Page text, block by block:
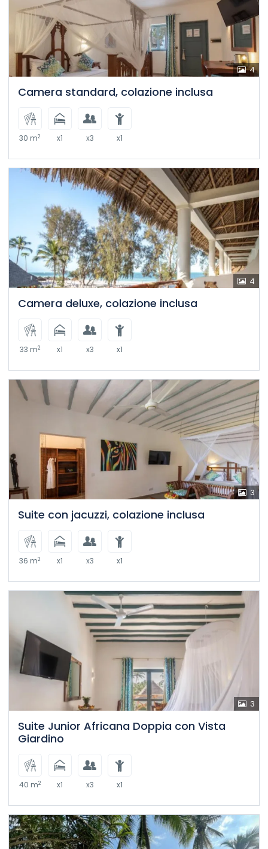
4
Camera standard, colazione inclusa
30 m2 x1 x3 x1
4
Camera deluxe, colazione inclusa
33 m2 x1 x3 x1
3
Suite con jacuzzi, colazione inclusa
36 m2 x1 x3 x1
3
Suite Junior Africana Doppia con Vista
Giardino
40 m2 x1 x3 x1